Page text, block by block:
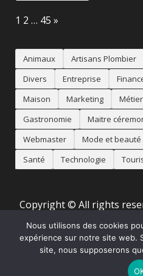
Page:
1 2 … 45 Next
»
Animaux Artisans Plombier
Divers
Entreprise
Maison
Marketing
Gastronomie
Maitre
Webmaster
Mode et beauté
Santé
Technologie
Copyright © All rights
Accueil Mentions Légales
Nous utilisons des cookies
expérience sur notre site web.
site, nous supposerons